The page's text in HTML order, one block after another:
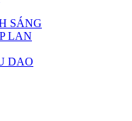
SÁNG
LAN
DAO